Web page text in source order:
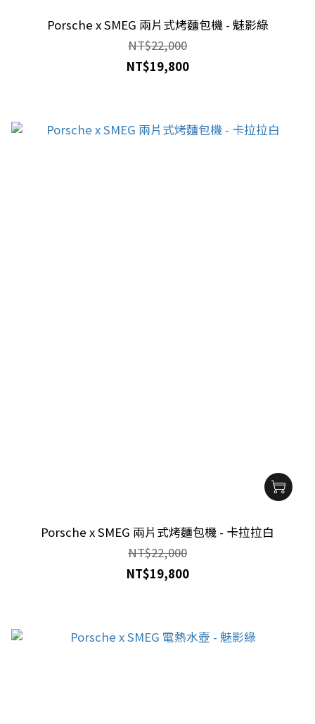
Porsche x SMEG 兩片式烤麵包機 - 魅影綠
NT$22,000
NT$19,800
Porsche x SMEG 兩片式烤麵包機 - 卡拉拉白
NT$22,000
NT$19,800